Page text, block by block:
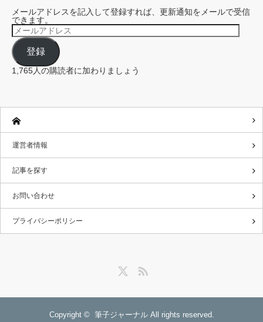
メールアドレスを記入して登録すれば、更新通知をメールで受信
できます。
メ
ー
ル
ア
ド
レ
ス
登録
1,765人の購読者に加わりましょう
運営者情報
記事を探す
お問い合わせ
プライバシーポリシー
Copyright © 筆子ジャーナルAll rights reserved.